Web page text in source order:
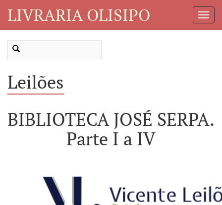
LIVRARIA OLISIPO
Leilões
BIBLIOTECA JOSÉ SERPA.
Parte I a IV